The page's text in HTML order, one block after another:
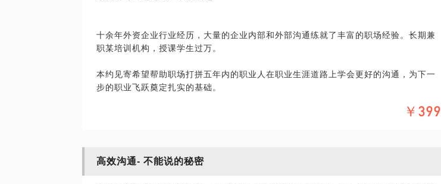
十余年外资企业行业经历，大量的企业内部和外部沟通练就了丰富的职场经验。长期兼
职某培训机构，授课学生过万。
本约见寄希望帮助职场打拼五年内的职业人在职业生涯道路上学会更好的沟通，为下一
步的职业飞跃奠定扎实的基础。
￥399
高效沟通- 不能说的秘密